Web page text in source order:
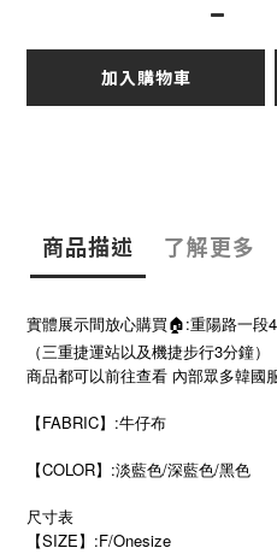
加入購物車
商品描述 了解更多
實體展示間放心購買🏠:重陽路一段
（三重捷運站以及機捷步行3分鐘）
商品都可以前往查看 內部眾多韓國
【FABRIC】:牛仔布
【COLOR】:淡藍色/深藍色/黑色
尺寸表
【SIZE 】 :F/Onesize